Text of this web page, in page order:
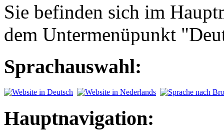
Sie befinden sich im
dem Untermenüpunkt
Sprachauswahl:
Hauptnavigation: